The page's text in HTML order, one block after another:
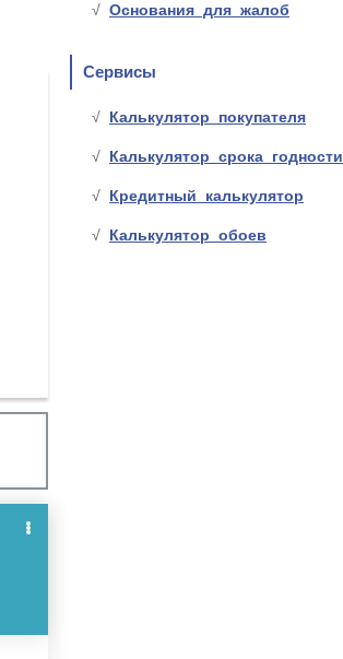
Основания для жалоб
Сервисы
Калькулятор покупателя
Калькулятор срока годности
Кредитный калькулятор
Калькулятор обоев